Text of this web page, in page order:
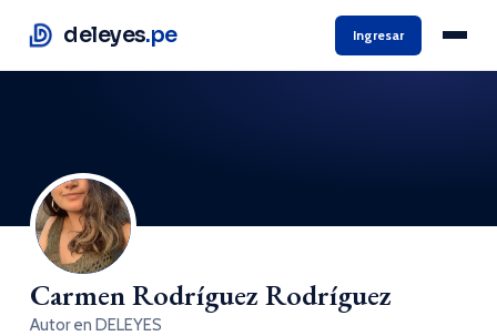
deleyes.pe Ingresar
Carmen Rodríguez Rodríguez
Autor en DELEYES